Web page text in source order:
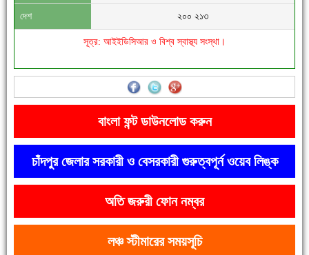
'বাংলা সাহিত্যানুরাগীরা তাঁর অবদানকে চিরকাল স্মরণ করবে'
দেশে রাস্তাঘাটসহ অনেক কিছুই হয়েছে, বাড়েনি কর্মসংস্থান
দেশ ২০০ ২১৩
সূত্র: আইইডিসিআর ও বিশ্ব স্বাস্থ্য সংস্থা।
বাংলা ফন্ট ডাউনলোড করুন
চাঁদপুর জেলার সরকারী ও বেসরকারী গুরুত্বপূর্ন ওয়েব লিঙ্ক
অতি জরুরী ফোন নম্বর
লঞ্চ স্টীমারের সময়সূচি